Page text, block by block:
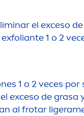
el exceso
1 o 2
1 o 2 veces
exceso de grasa
al frotar ligera